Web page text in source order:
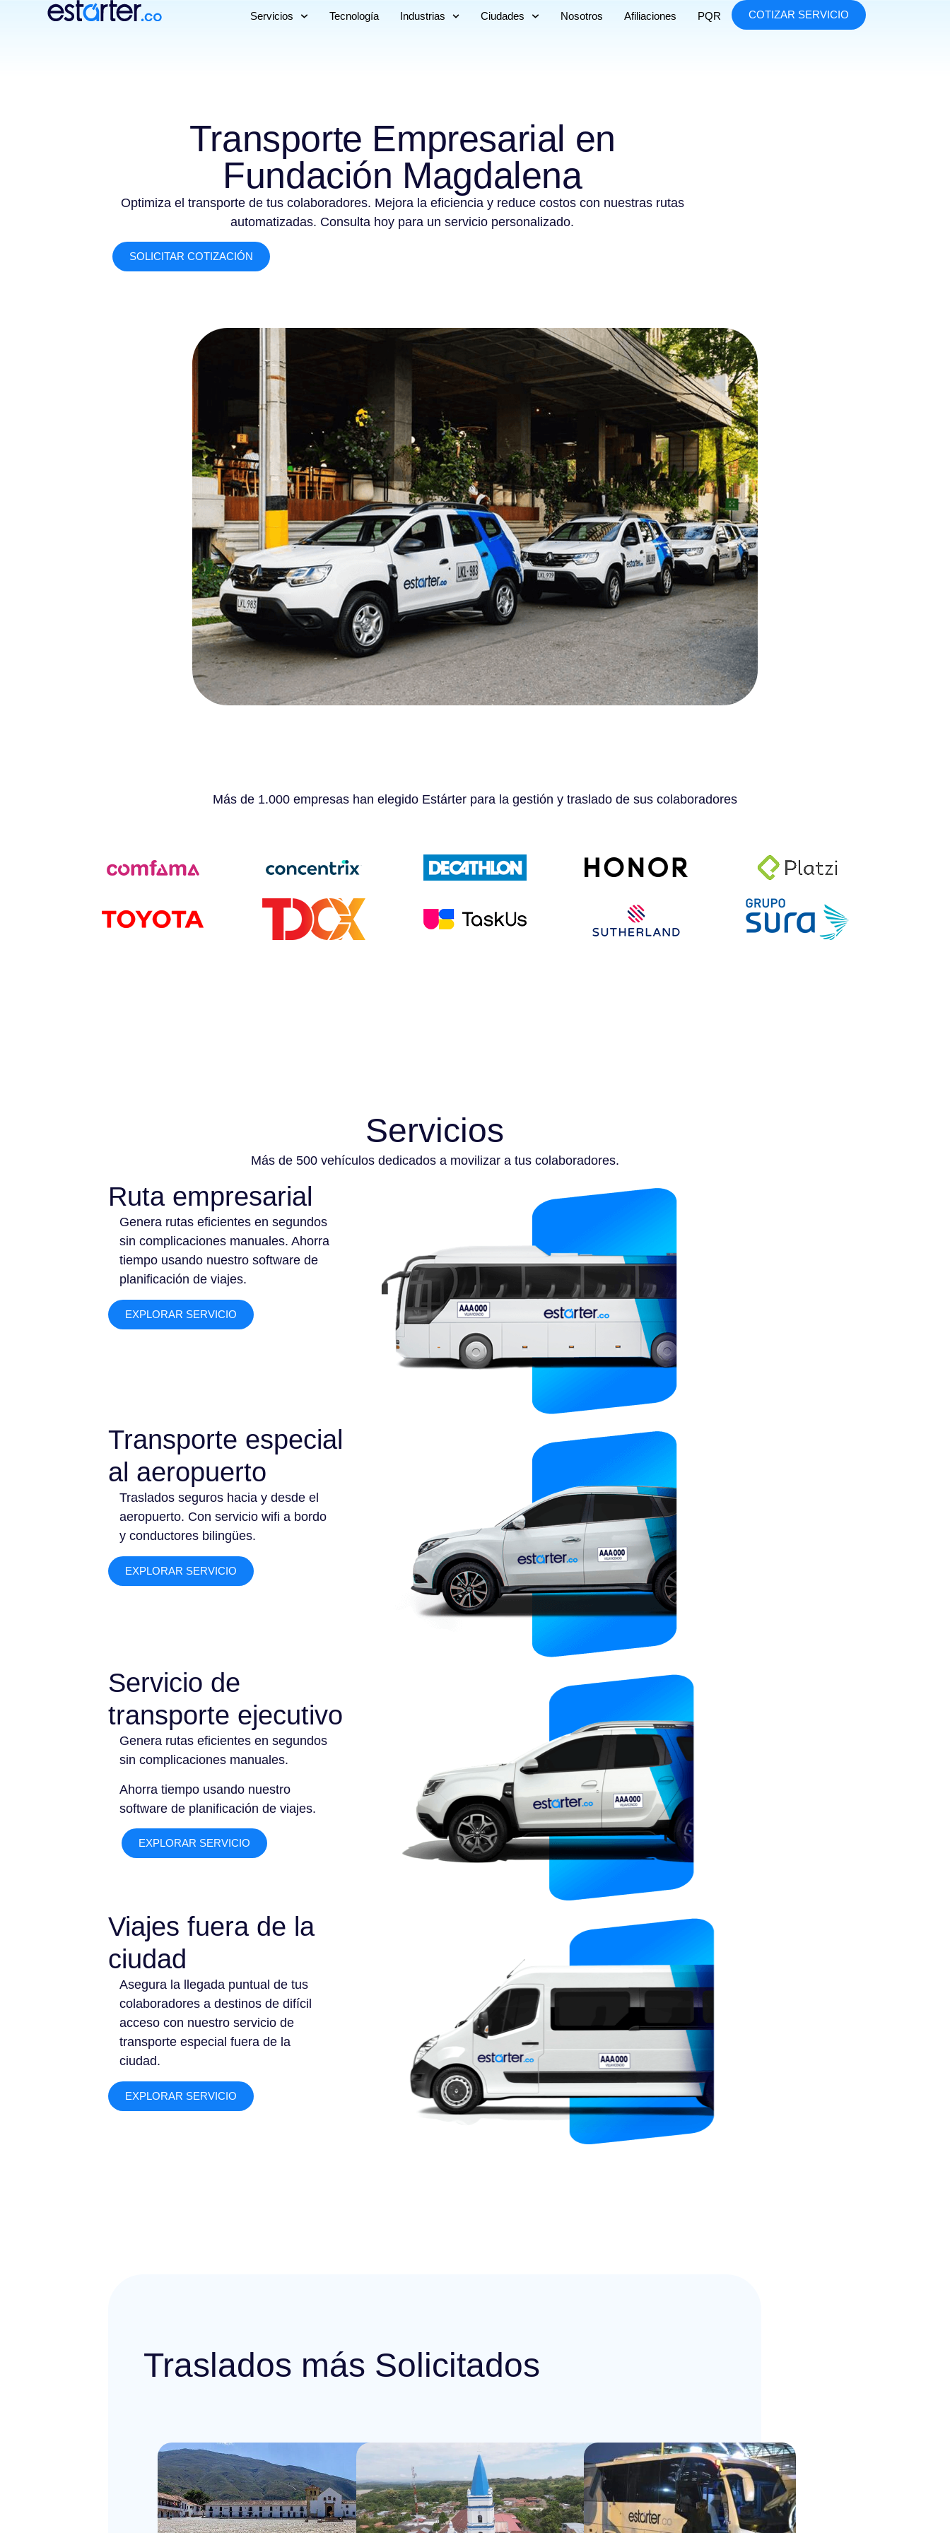
Servicios Tecnología Industrias Ciudades Nosotros Afiliaciones PQR COTIZAR SERVICIO
Transporte Empresarial en
Fundación Magdalena
Optimiza el transporte de tus colaboradores. Mejora la eficiencia y reduce costos con nuestras rutas
automatizadas. Consulta hoy para un servicio personalizado.
SOLICITAR COTIZACIÓN
Más de 1.000 empresas han elegido Estárter para la gestión y traslado de sus colaboradores
Servicios
Más de 500 vehículos dedicados a movilizar a tus colaboradores.
Ruta empresarial
Genera rutas eficientes en segundos
sin complicaciones manuales. Ahorra
tiempo usando nuestro software de
planificación de viajes.
EXPLORAR SERVICIO
Transporte especial
al aeropuerto
Traslados seguros hacia y desde el
aeropuerto. Con servicio wifi a bordo
y conductores bilingües.
EXPLORAR SERVICIO
Servicio de
transporte ejecutivo
Genera rutas eficientes en segundos
sin complicaciones manuales.
Ahorra tiempo usando nuestro
software de planificación de viajes.
EXPLORAR SERVICIO
Viajes fuera de la
ciudad
Asegura la llegada puntual de tus
colaboradores a destinos de difícil
acceso con nuestro servicio de
transporte especial fuera de la
ciudad.
EXPLORAR SERVICIO
Traslados más Solicitados